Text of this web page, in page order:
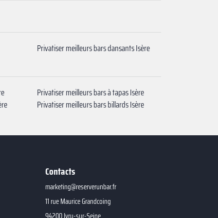
Privatiser meilleurs bars dansants Isère
Privatiser meilleurs bars à tapas Isère
Privatiser meilleurs bars billards Isère
Contacts
marketing@reserverunbar.fr
11 rue Maurice Grandcoing